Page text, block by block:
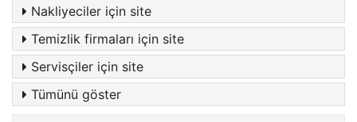
Nakliyeciler için site
Temizlik firmaları için site
Servisçiler için site
Tümünü göster